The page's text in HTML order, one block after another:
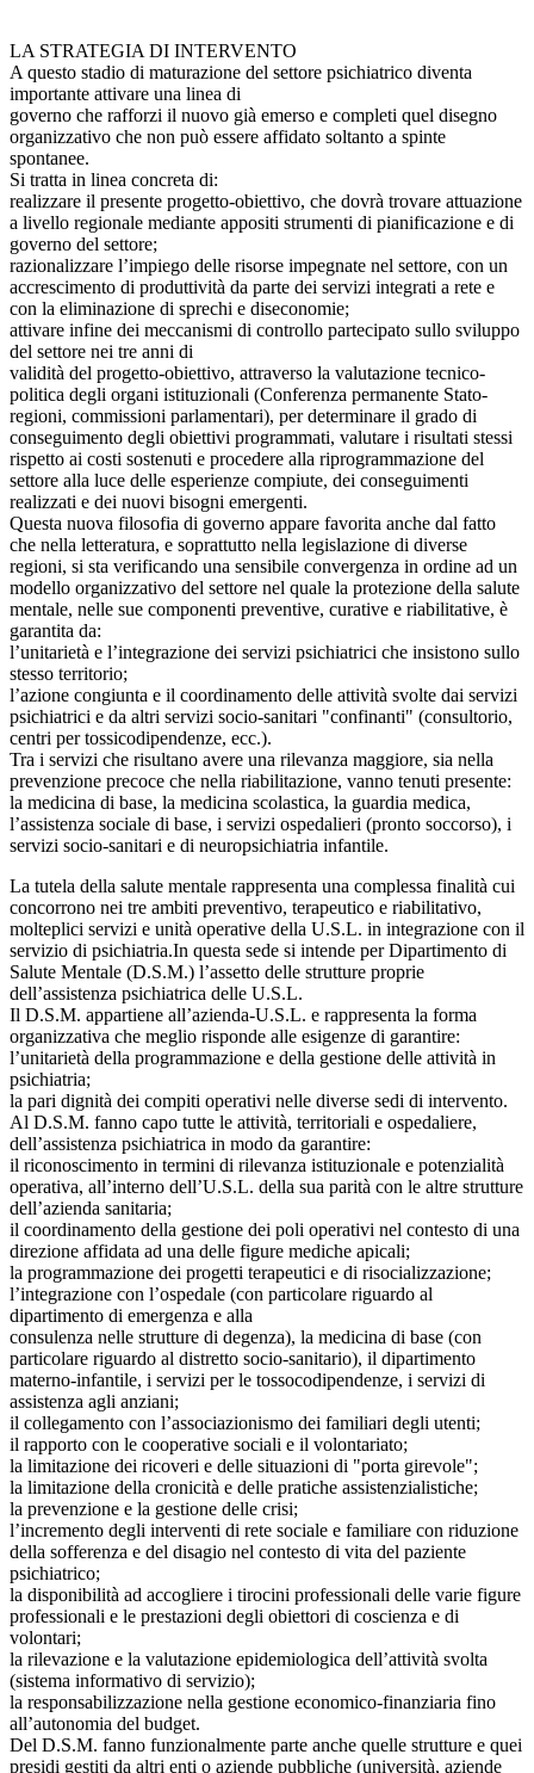
LA STRATEGIA DI INTERVENTO
A questo stadio di maturazione del settore psichiatrico diventa
importante attivare una linea di
governo che rafforzi il nuovo già emerso e completi quel disegno
organizzativo che non può essere affidato soltanto a spinte
spontanee.
Si tratta in linea concreta di:
realizzare il presente progetto-obiettivo, che dovrà trovare attuazione
a livello regionale mediante appositi strumenti di pianificazione e di
governo del settore;
razionalizzare l’impiego delle risorse impegnate nel settore, con un
accrescimento di produttività da parte dei servizi integrati a rete e
con la eliminazione di sprechi e diseconomie;
attivare infine dei meccanismi di controllo partecipato sullo sviluppo
del settore nei tre anni di
validità del progetto-obiettivo, attraverso la valutazione tecnico-
politica degli organi istituzionali (Conferenza permanente Stato-
regioni, commissioni parlamentari), per determinare il grado di
conseguimento degli obiettivi programmati, valutare i risultati stessi
rispetto ai costi sostenuti e procedere alla riprogrammazione del
settore alla luce delle esperienze compiute, dei conseguimenti
realizzati e dei nuovi bisogni emergenti.
Questa nuova filosofia di governo appare favorita anche dal fatto
che nella letteratura, e soprattutto nella legislazione di diverse
regioni, si sta verificando una sensibile convergenza in ordine ad un
modello organizzativo del settore nel quale la protezione della salute
mentale, nelle sue componenti preventive, curative e riabilitative, è
garantita da:
l’unitarietà e l’integrazione dei servizi psichiatrici che insistono sullo
stesso territorio;
l’azione congiunta e il coordinamento delle attività svolte dai servizi
psichiatrici e da altri servizi socio-sanitari "confinanti" (consultorio,
centri per tossicodipendenze, ecc.).
Tra i servizi che risultano avere una rilevanza maggiore, sia nella
prevenzione precoce che nella riabilitazione, vanno tenuti presente:
la medicina di base, la medicina scolastica, la guardia medica,
l’assistenza sociale di base, i servizi ospedalieri (pronto soccorso), i
servizi socio-sanitari e di neuropsichiatria infantile.
La tutela della salute mentale rappresenta una complessa finalità cui
concorrono nei tre ambiti preventivo, terapeutico e riabilitativo,
molteplici servizi e unità operative della U.S.L. in integrazione con il
servizio di psichiatria.In questa sede si intende per Dipartimento di
Salute Mentale (D.S.M.) l’assetto delle strutture proprie
dell’assistenza psichiatrica delle U.S.L.
Il D.S.M. appartiene all’azienda-U.S.L. e rappresenta la forma
organizzativa che meglio risponde alle esigenze di garantire:
l’unitarietà della programmazione e della gestione delle attività in
psichiatria;
la pari dignità dei compiti operativi nelle diverse sedi di intervento.
Al D.S.M. fanno capo tutte le attività, territoriali e ospedaliere,
dell’assistenza psichiatrica in modo da garantire:
il riconoscimento in termini di rilevanza istituzionale e potenzialità
operativa, all’interno dell’U.S.L. della sua parità con le altre strutture
dell’azienda sanitaria;
il coordinamento della gestione dei poli operativi nel contesto di una
direzione affidata ad una delle figure mediche apicali;
la programmazione dei progetti terapeutici e di risocializzazione;
l’integrazione con l’ospedale (con particolare riguardo al
dipartimento di emergenza e alla
consulenza nelle strutture di degenza), la medicina di base (con
particolare riguardo al distretto socio-sanitario), il dipartimento
materno-infantile, i servizi per le tossocodipendenze, i servizi di
assistenza agli anziani;
il collegamento con l’associazionismo dei familiari degli utenti;
il rapporto con le cooperative sociali e il volontariato;
la limitazione dei ricoveri e delle situazioni di "porta girevole";
la limitazione della cronicità e delle pratiche assistenzialistiche;
la prevenzione e la gestione delle crisi;
l’incremento degli interventi di rete sociale e familiare con riduzione
della sofferenza e del disagio nel contesto di vita del paziente
psichiatrico;
la disponibilità ad accogliere i tirocini professionali delle varie figure
professionali e le prestazioni degli obiettori di coscienza e di
volontari;
la rilevazione e la valutazione epidemiologica dell’attività svolta
(sistema informativo di servizio);
la responsabilizzazione nella gestione economico-finanziaria fino
all’autonomia del budget.
Del D.S.M. fanno funzionalmente parte anche quelle strutture e quei
presidi gestiti da altri enti o aziende pubbliche (università, aziende